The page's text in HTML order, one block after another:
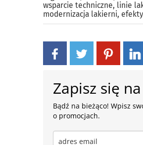
wsparcie techniczne, linie
modernizacja lakierni,
Zapisz się
Bądź na bieżąco! Wpisz
o promocjach.